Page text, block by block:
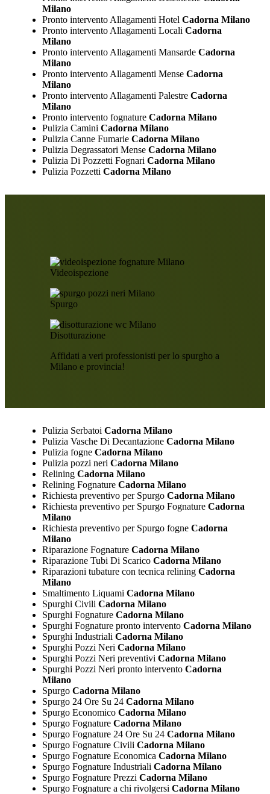
Milano
Pronto intervento Allagamenti Hotel Cadorna Milano
Pronto intervento Allagamenti Locali Cadorna
Milano
Pronto intervento Allagamenti MansardeCadorna
Milano
Pronto intervento Allagamenti MenseCadorna
Milano
Pronto intervento Allagamenti PalestreCadorna
Milano
Pronto intervento fognatureCadorna Milano
Pulizia Camini Cadorna Milano
Pulizia Canne FumarieCadorna Milano
Pulizia Degrassatori MenseCadorna Milano
Pulizia Di Pozzetti Fognari Cadorna Milano
Pulizia Pozzetti Cadorna Milano
Videoispezione
Spurgo
Disotturazione
Affidati a veri professionisti per lo spurgho a
Milano e provincia!
Pulizia Serbatoi Cadorna Milano
Pulizia Vasche Di DecantazioneCadorna Milano
Pulizia fogneCadorna Milano
Pulizia pozzi neri Cadorna Milano
ReliningCadorna Milano
Relining FognatureCadorna Milano
Richiesta preventivo per SpurgoCadorna Milano
Richiesta preventivo per Spurgo FognatureCadorna
Milano
Richiesta preventivo per Spurgo fogneCadorna
Milano
Riparazione FognatureCadorna Milano
Riparazione Tubi Di ScaricoCadorna Milano
Riparazioni tubature con tecnica reliningCadorna
Milano
Smaltimento Liquami Cadorna Milano
Spurghi Civili Cadorna Milano
Spurghi FognatureCadorna Milano
Spurghi Fognature pronto interventoCadorna Milano
Spurghi Industriali Cadorna Milano
Spurghi Pozzi Neri Cadorna Milano
Spurghi Pozzi Neri preventivi Cadorna Milano
Spurghi Pozzi Neri pronto interventoCadorna
Milano
SpurgoCadorna Milano
Spurgo 24 Ore Su 24Cadorna Milano
Spurgo EconomicoCadorna Milano
Spurgo FognatureCadorna Milano
Spurgo Fognature 24 Ore Su 24Cadorna Milano
Spurgo Fognature Civili Cadorna Milano
Spurgo Fognature Economica Cadorna Milano
Spurgo Fognature Industriali Cadorna Milano
Spurgo Fognature Prezzi Cadorna Milano
Spurgo Fognature a chi rivolgersi Cadorna Milano